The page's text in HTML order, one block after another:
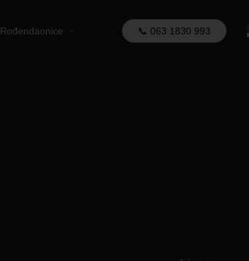
Rođendaonice 📞 063 1830 993